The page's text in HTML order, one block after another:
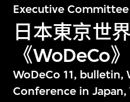
Executive Committee
日本東京世
《WoDeCo
WoDeCo 11, bulletin,
Conference in Japan,